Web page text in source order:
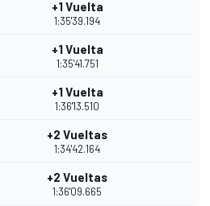
+1 Vuelta
1:35'39.194
+1 Vuelta
1:35'41.751
+1 Vuelta
1:36'13.510
+2 Vueltas
1:34'42.164
+2 Vueltas
1:36'09.665